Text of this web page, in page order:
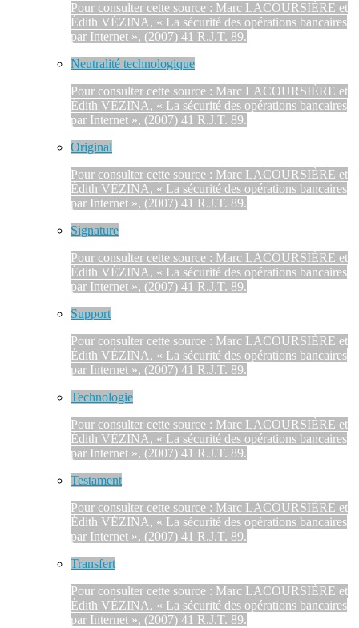
Pour consulter cette source : Marc LACOURSIÈRE et
Édith VÉZINA, « La sécurité des opérations bancaires
par Internet », (2007) 41 R.J.T. 89.
Neutralité technologique
Pour consulter cette source : Marc LACOURSIÈRE et
Édith VÉZINA, « La sécurité des opérations bancaires
par Internet », (2007) 41 R.J.T. 89.
Original
Pour consulter cette source : Marc LACOURSIÈRE et
Édith VÉZINA, « La sécurité des opérations bancaires
par Internet », (2007) 41 R.J.T. 89.
Signature
Pour consulter cette source : Marc LACOURSIÈRE et
Édith VÉZINA, « La sécurité des opérations bancaires
par Internet », (2007) 41 R.J.T. 89.
Support
Pour consulter cette source : Marc LACOURSIÈRE et
Édith VÉZINA, « La sécurité des opérations bancaires
par Internet », (2007) 41 R.J.T. 89.
Technologie
Pour consulter cette source : Marc LACOURSIÈRE et
Édith VÉZINA, « La sécurité des opérations bancaires
par Internet », (2007) 41 R.J.T. 89.
Testament
Pour consulter cette source : Marc LACOURSIÈRE et
Édith VÉZINA, « La sécurité des opérations bancaires
par Internet », (2007) 41 R.J.T. 89.
Transfert
Pour consulter cette source : Marc LACOURSIÈRE et
Édith VÉZINA, « La sécurité des opérations bancaires
par Internet », (2007) 41 R.J.T. 89.